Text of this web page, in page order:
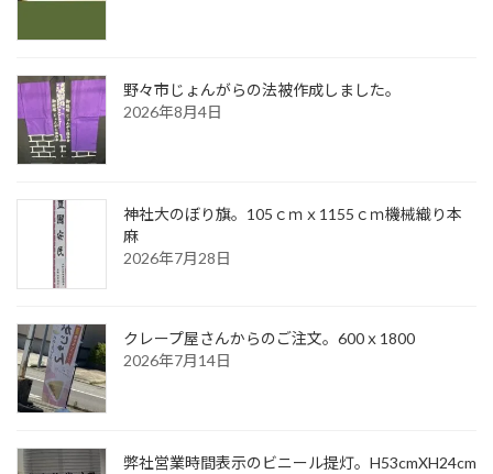
野々市じょんがらの法被作成しました。
2026年8月4日
神社大のぼり旗。105ｃｍｘ1155ｃｍ機械織り本
麻
2026年7月28日
クレープ屋さんからのご注文。600ｘ1800
2026年7月14日
弊社営業時間表示のビニール提灯。H53cmXH24cm